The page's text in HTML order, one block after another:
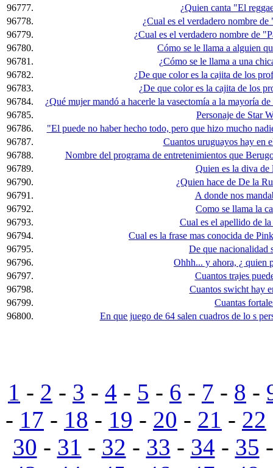
96777.
¿Quien canta "El
96778.
¿Cual es el verdadero nombre
96779.
¿Cual es el verdadero nombre de
96780.
Cómo se le llama a alguien
96781.
¿Cómo se le llama a una
96782.
¿De que color es la cajita de los
96783.
¿De que color es la cajita de los
96784.
¿Qué mujer mandó a hacerle la vasectomía a la mayoría
96785.
Personaje de Star
96786.
"El puede no haber hecho todo, pero que hizo mucho
96787.
Cuantos uruguayos hay en
96788.
Nombre del programa de entretenimientos que
96789.
Quien es la diva de
96790.
¿Quien hace de De la
96791.
A donde nos
96792.
Como se llama la
96793.
Cual es el apellido de
96794.
Cual es la frase mas conocida de
96795.
De que nacionalidad
96796.
Ohhh... y ahora, ¿ quien
96797.
Cuantos trajes
96798.
Cuantos swicht hay
96799.
Cuantas
96800.
En que juego de 64 salen cuadros de lo s
1 - 2 - 3 - 4 - 5 - 6 - 7 - 8 -
- 17 - 18 - 19 - 20 - 21 - 22
30 - 31 - 32 - 33 - 34 - 35